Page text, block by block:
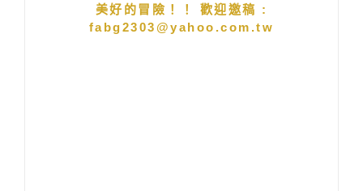
美好的冒險！！ 歡迎邀稿 :
fabg2303@yahoo.com.tw